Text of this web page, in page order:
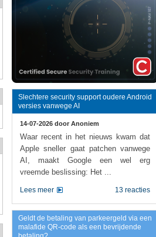
Slechtere security support oudere Android
versies vanwege AI
14-07-2026 door Anoniem
Waar recent in het nieuws kwam dat
Apple sneller gaat patchen vanwege
AI, maakt Google een wel erg
vreemde beslissing: Het ...
13 reacties
Lees meer
Geldt de betaling van parkeergeld via een
malafide QR-code als een bevrijdende